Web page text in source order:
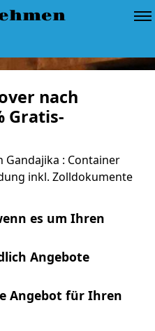
nach
Gratis-
Gandajika : Container
inkl. Zolldokumente
es um Ihren
Angebote
Angebot für Ihren